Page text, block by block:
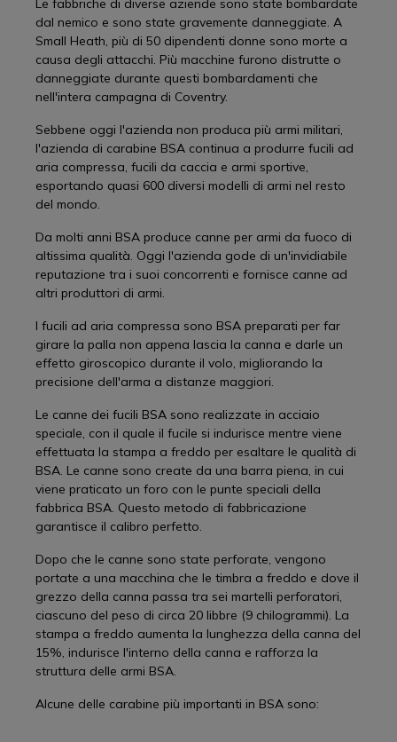
Le fabbriche di diverse aziende sono state bombardate
dal nemico e sono state gravemente danneggiate. A
Small Heath, più di 50 dipendenti donne sono morte a
causa degli attacchi. Più macchine furono distrutte o
danneggiate durante questi bombardamenti che
nell'intera campagna di Coventry.
Sebbene oggi l'azienda non produca più armi militari,
l'azienda di carabine BSA continua a produrre fucili ad
aria compressa, fucili da caccia e armi sportive,
esportando quasi 600 diversi modelli di armi nel resto
del mondo.
Da molti anni BSA produce canne per armi da fuoco di
altissima qualità. Oggi l'azienda gode di un'invidiabile
reputazione tra i suoi concorrenti e fornisce canne ad
altri produttori di armi.
I fucili ad aria compressa sono BSA preparati per far
girare la palla non appena lascia la canna e darle un
effetto giroscopico durante il volo, migliorando la
precisione dell'arma a distanze maggiori.
Le canne dei fucili BSA sono realizzate in acciaio
speciale, con il quale il fucile si indurisce mentre viene
effettuata la stampa a freddo per esaltare le qualità di
BSA. Le canne sono create da una barra piena, in cui
viene praticato un foro con le punte speciali della
fabbrica BSA. Questo metodo di fabbricazione
garantisce il calibro perfetto.
Dopo che le canne sono state perforate, vengono
portate a una macchina che le timbra a freddo e dove il
grezzo della canna passa tra sei martelli perforatori,
ciascuno del peso di circa 20 libbre (9 chilogrammi). La
stampa a freddo aumenta la lunghezza della canna del
15%, indurisce l'interno della canna e rafforza la
struttura delle armi BSA.
Alcune delle carabine più importanti in BSA sono: